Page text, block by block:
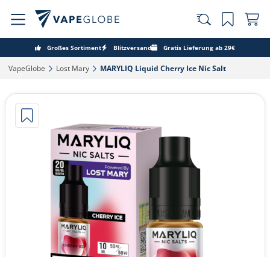
Großes Sortiment Blitzversand Gratis Lieferung ab 29€
VapeGlobe‎ Lost Mary‎ MARYLIQ Liquid Cherry Ice Nic Salt‎